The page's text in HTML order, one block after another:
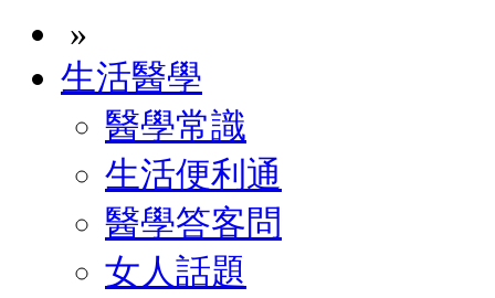
»
生活醫學
醫學常識
生活便利通
醫學答客問
女人話題